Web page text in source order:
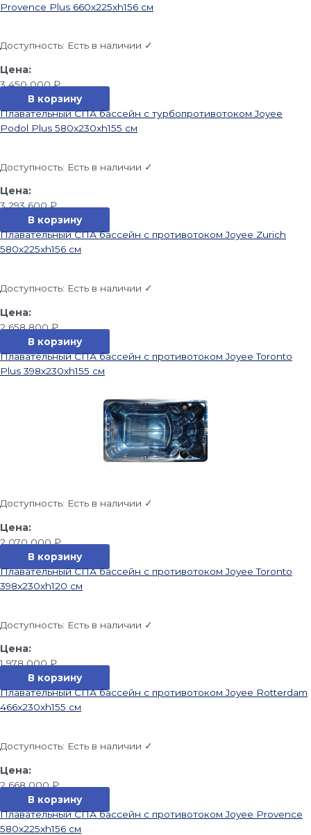
Provence Plus 660x225xh156 см
Доступность: Есть в наличии ✓
3 450 000₽
В корзину
Плавательный СПА бассейн с турбопротивотоком Joyee
Podol Plus 580x230xh155 см
Доступность: Есть в наличии ✓
3 293 600₽
В корзину
Плавательный СПА бассейн с противотоком Joyee Zurich
580x225xh156 см
Доступность: Есть в наличии ✓
2 658 800₽
В корзину
Плавательный СПА бассейн с противотоком Joyee Toronto
Plus 398x230xh155 см
Доступность: Есть в наличии ✓
2 070 000₽
В корзину
Плавательный СПА бассейн с противотоком Joyee Toronto
398x230xh120 см
Доступность: Есть в наличии ✓
1 978 000₽
В корзину
Плавательный СПА бассейн с противотоком Joyee Rotterdam
466x230xh155 см
Доступность: Есть в наличии ✓
2 668 000₽
В корзину
Плавательный СПА бассейн с противотоком Joyee Provence
580x225xh156 см